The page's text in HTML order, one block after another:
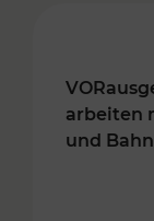
arbeiten
und